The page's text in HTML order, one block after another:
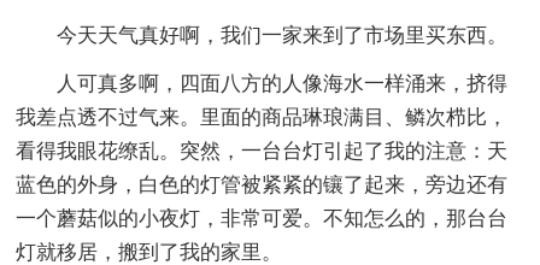
今天天气真好啊，我们一家来到了市场里买东西。
人可真多啊，四面八方的人像海水一样涌来，挤得
我差点透不过气来。里面的商品琳琅满目、鳞次栉比，
看得我眼花缭乱。突然，一台台灯引起了我的注意：天
蓝色的外身，白色的灯管被紧紧的镶了起来，旁边还有
一个蘑菇似的小夜灯，非常可爱。不知怎么的，那台台
灯就移居，搬到了我的家里。